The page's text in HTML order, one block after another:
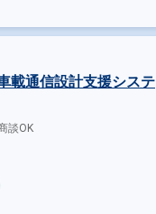
載通信設計支援システ
談OK